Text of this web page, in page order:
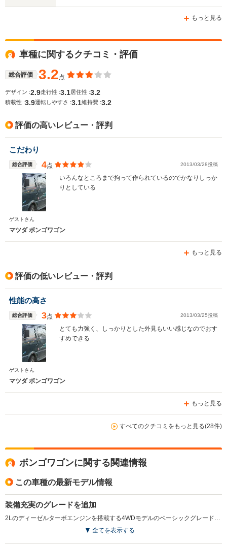
WLTCモード
燃費
もっと見る
車種に関するクチコミ・評価
総合評価 3.2点
デザイン :2.9走行性 :3.1 居住性 :3.2
積載性 :3.9運転しやすさ :3.1維持費 :3.2
評価の高いレビュー・評判
こだわり
総合評価 4点 2013/03/28投稿
いろんなところまで拘って作られているのでかなりしっか
りとしている
ゲストさん
マツダ ボンゴワゴン
もっと見る
評価の低いレビュー・評判
性能の高さ
総合評価 3点 2013/03/25投稿
とても力強く、しっかりとした外見もいい感じなのでおす
すめできる
ゲストさん
マツダ ボンゴワゴン
もっと見る
すべてのクチコミをもっと見る(28件)
ボンゴワゴンに関する関連情報
この車種の最新モデル情報
装備充実のグレードを追加
全てを表示する